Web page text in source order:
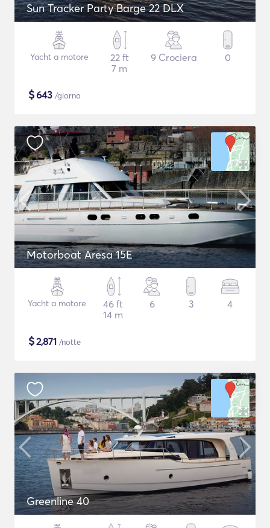
Sun Tracker Party Barge 22 DLX
Yacht a motore
22 ft
7 m
9 Crociera 0
$643 /giorno
Motorboat Aresa 15E
Yacht a motore
46 ft
14 m
6 3 4
$2,871 /notte
Greenline 40